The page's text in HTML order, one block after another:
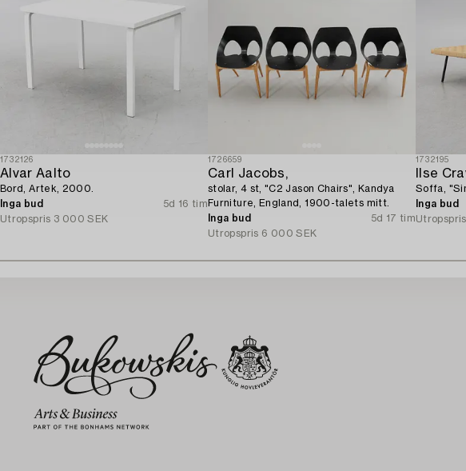
1732126
Alvar Aalto
Bord, Artek, 2000.
Inga bud
5d 16 tim
Utropspris 3 000 SEK
1726659
Carl Jacobs,
stolar, 4 st, "C2 Jason Chairs", Kandya
Furniture, England, 1900-talets mitt.
Inga bud
5d 17 tim
Utropspris 6 000 SEK
1732195
Ilse
Soffa,
Inga bud
Utropspris